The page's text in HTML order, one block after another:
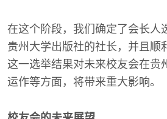
在这个阶段，我们确定了会长人
贵州大学出版社的社长，并且顺
这一选举结果对未来校友会在贵
运作等方面，将带来重大影响。